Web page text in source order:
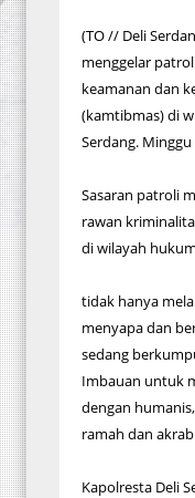
(TO // Deli
menggelar
keamanan dan
(kamtibmas) di
Serdang.
Sasaran patroli
rawan
di wilayah
tidak hanya
menyapa dan
sedang
Imbauan untuk
dengan
ramah dan
Kapolresta Deli